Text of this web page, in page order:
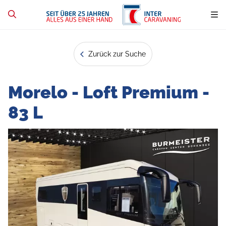
Zurück zur Suche
Morelo - Loft Premium -
83 L